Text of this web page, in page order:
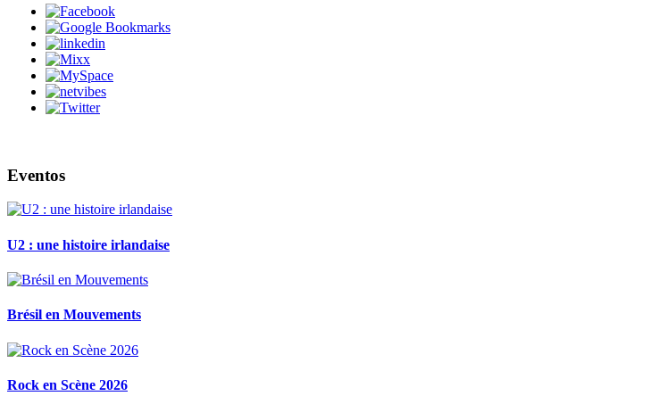
Eventos
U2 : une histoire irlandaise
Brésil en Mouvements
Rock en Scène 2026